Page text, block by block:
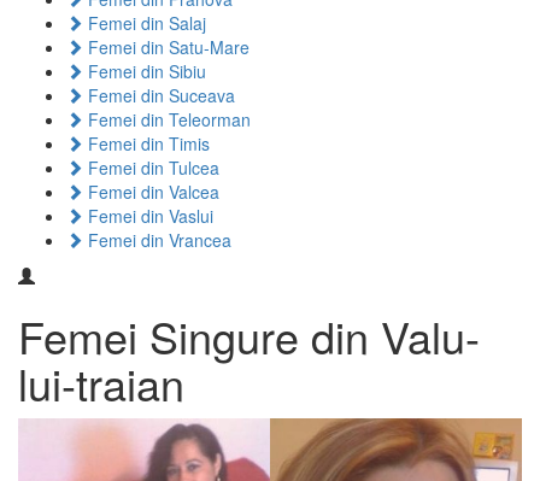
Femei din Salaj
Femei din Satu-Mare
Femei din Sibiu
Femei din Suceava
Femei din Teleorman
Femei din Timis
Femei din Tulcea
Femei din Valcea
Femei din Vaslui
Femei din Vrancea
Femei Singure din Valu-
lui-traian